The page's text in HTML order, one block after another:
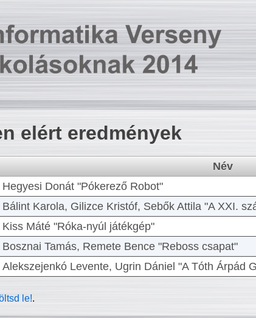
elért eredmények
Név
Hegyesi Donát "Pókerező Robot"
Bálint Karola, Gilizce Kristóf, Sebők Attila "A XXI.
Kiss Máté "Róka-nyúl játékgép"
Bosznai Tamás, Remete Bence "Reboss csapat"
Alekszejenkó Levente, Ugrin Dániel "A Tóth Árpád
le!.